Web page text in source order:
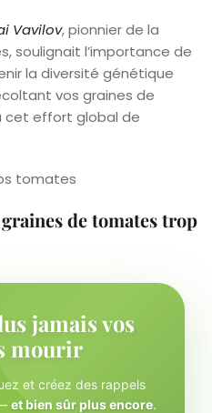
Vavilov, pionnier de la
soulignait l’importance de
la diversité génétique
vos graines de
cet effort global de
de tomates trop
jamais vos
mourir
et créez des rappels
et bien sûr plus encore.